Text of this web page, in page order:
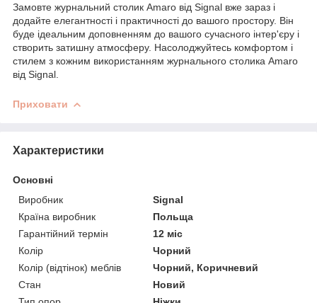
Замовте журнальний столик Amaro від Signal вже зараз і
додайте елегантності і практичності до вашого простору. Він
буде ідеальним доповненням до вашого сучасного інтер'єру і
створить затишну атмосферу. Насолоджуйтесь комфортом і
стилем з кожним використанням журнального столика Amaro
від Signal.
Приховати
Характеристики
Основні
Виробник
Signal
Країна виробник
Польща
Гарантійний термін
12 міс
Колір
Чорний
Колір (відтінок) меблів
Чорний, Коричневий
Стан
Новий